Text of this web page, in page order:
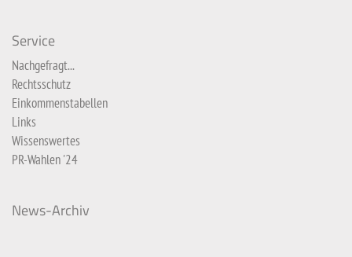
Service
Nachgefragt...
Rechtsschutz
Einkommenstabellen
Links
Wissenswertes
PR-Wahlen '24
News-Archiv